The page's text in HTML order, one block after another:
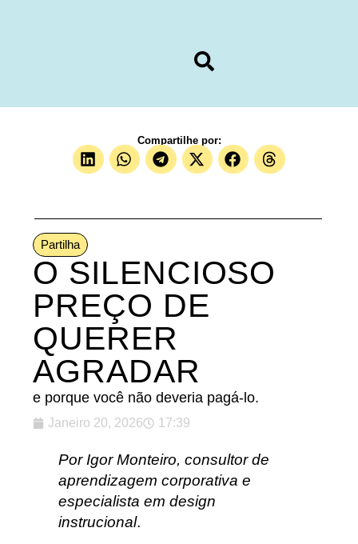
Compartilhe por:
Partilha
O SILENCIOSO
PREÇO DE
QUERER
AGRADAR
e porque você não deveria pagá-lo.
Janeiro 20, 2026 17:39
Por Igor Monteiro, consultor de
aprendizagem corporativa e
especialista em design
instrucional.